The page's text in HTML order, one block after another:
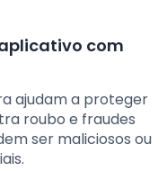
com
ajudam a proteger
roubo e fraudes
ser maliciosos ou